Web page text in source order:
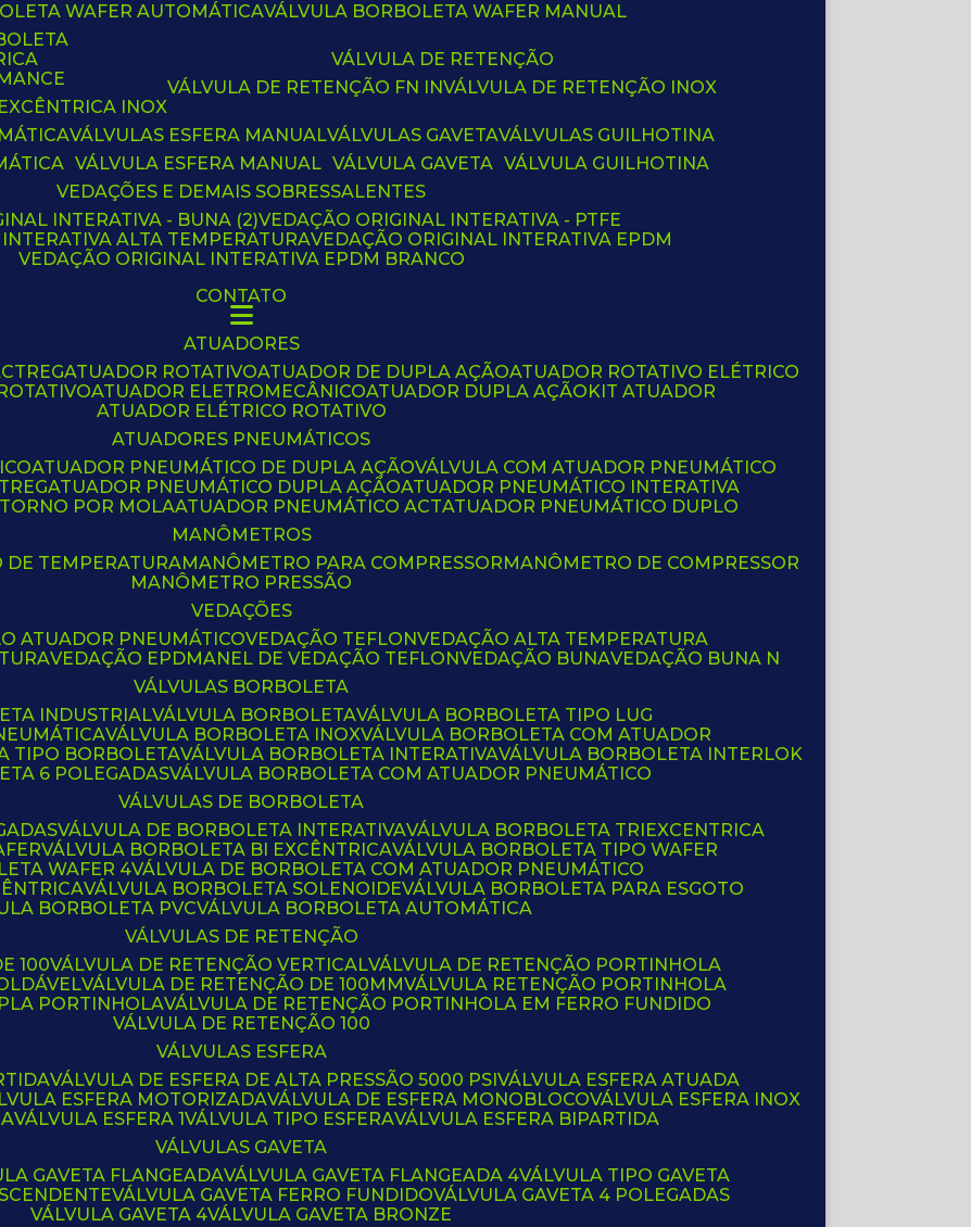
WAFER AUTOMÁTICA VÁLVULA BORBOLETA WAFER MANUAL
INOX
VÁLVULA DE RETENÇÃO
VÁLVULA DE RETENÇÃO FN IN VÁLVULA DE RETENÇÃO INOX
VÁLVULAS ESFERA MANUAL
VÁLVULA ESFERA MANUAL
VÁLVULAS GAVETA
VÁLVULA GAVETA
VÁLVULAS GUILHOTINA
VÁLVULA GUILHOTINA
VEDAÇÕES E DEMAIS SOBRESSALENTES
INTERATIVA - BUNA (2)
VEDAÇÃO ORIGINAL INTERATIVA - PTFE
INTERATIVA ALTA TEMPERATURA VEDAÇÃO ORIGINAL INTERATIVA EPDM
VEDAÇÃO ORIGINAL INTERATIVA EPDM BRANCO
CONTATO
ATUADORES
ATUADOR ROTATIVO ATUADOR DE DUPLA AÇÃO
ATUADOR ROTATIVO ELÉTRICO
ATUADOR ELETROMECÂNICO ATUADOR DUPLA AÇÃO
KIT ATUADOR
ATUADOR ELÉTRICO ROTATIVO
ATUADORES PNEUMÁTICOS
ATUADOR PNEUMÁTICO DE DUPLA AÇÃO VÁLVULA COM ATUADOR PNEUMÁTICO
ATUADOR PNEUMÁTICO DUPLA AÇÃO
ATUADOR PNEUMÁTICO INTERATIVA
POR MOLA ATUADOR PNEUMÁTICO ACT
ATUADOR PNEUMÁTICO DUPLO
MANÔMETROS
DE TEMPERATURA MANÔMETRO PARA COMPRESSOR
MANÔMETRO DE COMPRESSOR
MANÔMETRO PRESSÃO
VEDAÇÕES
ATUADOR PNEUMÁTICO VEDAÇÃO TEFLON
VEDAÇÃO ALTA TEMPERATURA
VEDAÇÃO EPDM ANEL DE VEDAÇÃO TEFLON VEDAÇÃO BUNA VEDAÇÃO BUNA N
VÁLVULAS BORBOLETA
INDUSTRIAL VÁLVULA BORBOLETA VÁLVULA BORBOLETA TIPO LUG
VÁLVULA BORBOLETA INOX VÁLVULA BORBOLETA COM ATUADOR
TIPO BORBOLETA VÁLVULA BORBOLETA INTERATIVA VÁLVULA BORBOLETA INTERLOK
6 POLEGADAS VÁLVULA BORBOLETA COM ATUADOR PNEUMÁTICO
VÁLVULAS DE BORBOLETA
VÁLVULA DE BORBOLETA INTERATIVA VÁLVULA BORBOLETA TRIEXCENTRICA
VÁLVULA BORBOLETA BI EXCÊNTRICA VÁLVULA BORBOLETA TIPO WAFER
WAFER 4 VÁLVULA DE BORBOLETA COM ATUADOR PNEUMÁTICO
VÁLVULA BORBOLETA SOLENOIDE VÁLVULA BORBOLETA PARA ESGOTO
BORBOLETA PVC VÁLVULA BORBOLETA AUTOMÁTICA
VÁLVULAS DE RETENÇÃO
100 VÁLVULA DE RETENÇÃO VERTICAL VÁLVULA DE RETENÇÃO PORTINHOLA
VÁLVULA DE RETENÇÃO DE 100MM
VÁLVULA RETENÇÃO PORTINHOLA
PORTINHOLA VÁLVULA DE RETENÇÃO PORTINHOLA EM FERRO FUNDIDO
VÁLVULA DE RETENÇÃO 100
VÁLVULAS ESFERA
VÁLVULA DE ESFERA DE ALTA PRESSÃO 5000 PSI VÁLVULA ESFERA ATUADA
ESFERA MOTORIZADA VÁLVULA DE ESFERA MONOBLOCO VÁLVULA ESFERA INOX
VÁLVULA ESFERA 1 VÁLVULA TIPO ESFERA VÁLVULA ESFERA BIPARTIDA
VÁLVULAS GAVETA
GAVETA FLANGEADA VÁLVULA GAVETA FLANGEADA 4 VÁLVULA TIPO GAVETA
VÁLVULA GAVETA FERRO FUNDIDO VÁLVULA GAVETA 4 POLEGADAS
VÁLVULA GAVETA 4 VÁLVULA GAVETA BRONZE